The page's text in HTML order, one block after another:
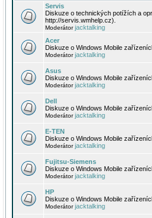
Servis
Diskuze o technických potížích a
http://servis.wmhelp.cz).
Moderátorjacktalking
Acer
Diskuze o Windows Mobile
Moderátorjacktalking
Asus
Diskuze o Windows Mobile
Moderátorjacktalking
Dell
Diskuze o Windows Mobile
Moderátorjacktalking
E-TEN
Diskuze o Windows Mobile
Moderátorjacktalking
Fujitsu-Siemens
Diskuze o Windows Mobile
Moderátorjacktalking
HP
Diskuze o Windows Mobile
Moderátorjacktalking